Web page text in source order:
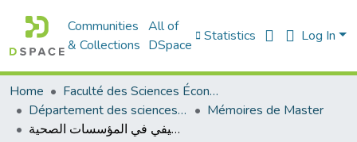
Communities
& Collections
All of
DSpace
Statistics Log In
Home
Faculté des Sciences Économiques Commerciales et des Sciences de Gestion
Département des sciences de gestion
Mémoires de Master
أثر الترقية عمى الأداء الوظيفي في المؤسسات الصحية